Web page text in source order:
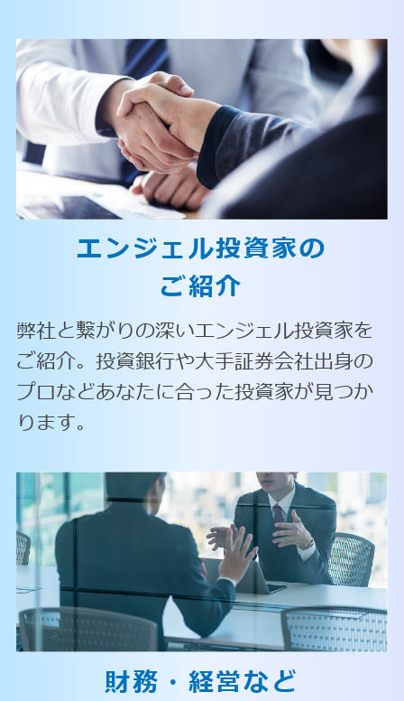
エンジェル投資家の
ご紹介
弊社と繋がりの深いエンジェル投資家を
ご紹介。投資銀行や大手証券会社出身の
プロなどあなたに合った投資家が見つか
ります。
財務・経営など